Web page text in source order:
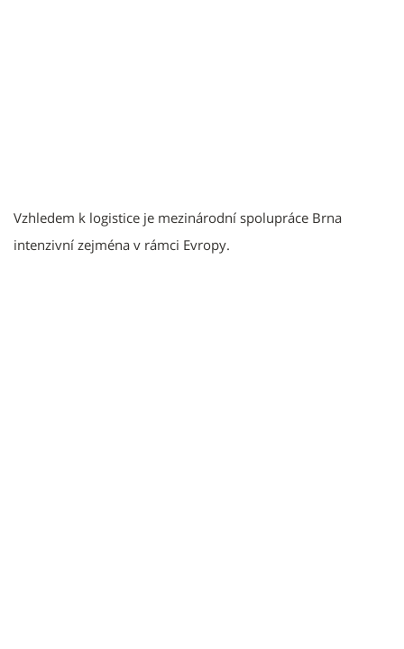
Vzhledem k logistice je mezinárodní spolupráce Brna
intenzivní zejména v rámci Evropy.